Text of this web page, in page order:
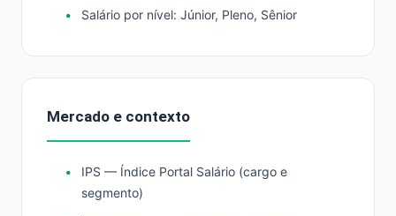
Salário por nível: Júnior, Pleno, Sênior
Mercado e contexto
IPS — Índice Portal Salário (cargo e
segmento)